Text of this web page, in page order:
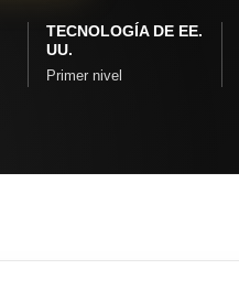
TECNOLOGÍA DE EE.
UU.
Primer nivel